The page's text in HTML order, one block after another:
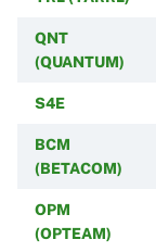
QNT
(QUANTUM)
S4E
BCM
(BETACOM)
OPM
(OPTEAM)